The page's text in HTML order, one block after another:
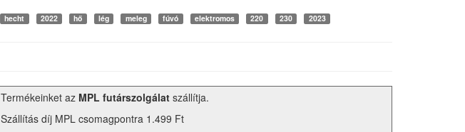
hecht 2022 hő lég meleg fúvó elektromos 220 230 2023
Termékeinket az MPL futárszolgálat szállítja.
Szállítás díj MPL csomagpontra 1.499 Ft